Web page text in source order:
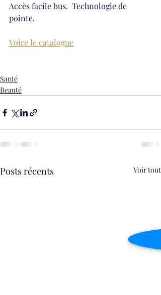
Accès facile bus.  Technologie de
pointe.
Voire le catalogue
Santé
Beauté
Posts récents Voir tout